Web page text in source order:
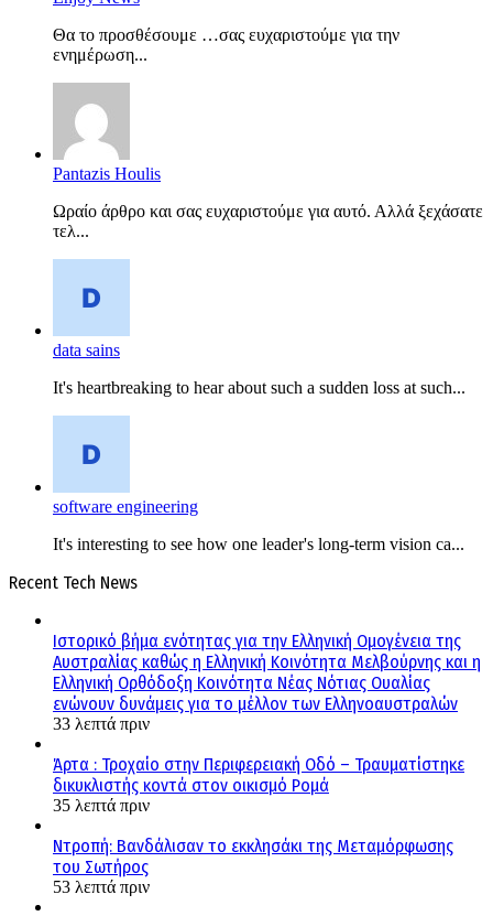
Θα το προσθέσουμε …σας ευχαριστούμε για την
ενημέρωση...
Pantazis Houlis
Ωραίο άρθρο και σας ευχαριστούμε για αυτό. Αλλά ξεχάσατε
τελ...
data sains
It's heartbreaking to hear about such a sudden loss at such...
software engineering
It's interesting to see how one leader's long-term vision ca...
Recent Tech News
Ιστορικό βήμα ενότητας για την Ελληνική Ομογένεια της
Αυστραλίας καθώς η Ελληνική Κοινότητα Μελβούρνης και η
Ελληνική Ορθόδοξη Κοινότητα Νέας Νότιας Ουαλίας
ενώνουν δυνάμεις για το μέλλον των Ελληνοαυστραλών
33 λεπτά πριν
Άρτα : Τροχαίο στην Περιφερειακή Οδό – Τραυματίστηκε
δικυκλιστής κοντά στον οικισμό Ρομά
35 λεπτά πριν
Ντροπή: Βανδάλισαν το εκκλησάκι της Μεταμόρφωσης
του Σωτήρος
53 λεπτά πριν